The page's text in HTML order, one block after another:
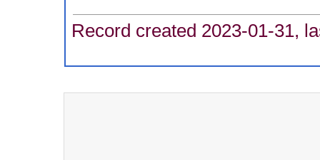
Record created 2023-01-31,